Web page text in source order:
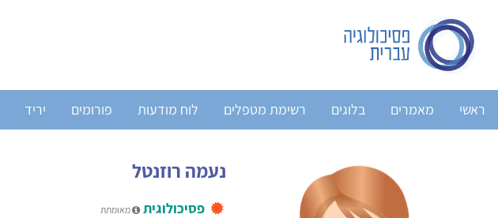
ראשי מאמרים בלוגים רשימת מטפלים לוח מודעות פורומים יריד
נעמה רוזנטל
פסיכולוגית מאומתת